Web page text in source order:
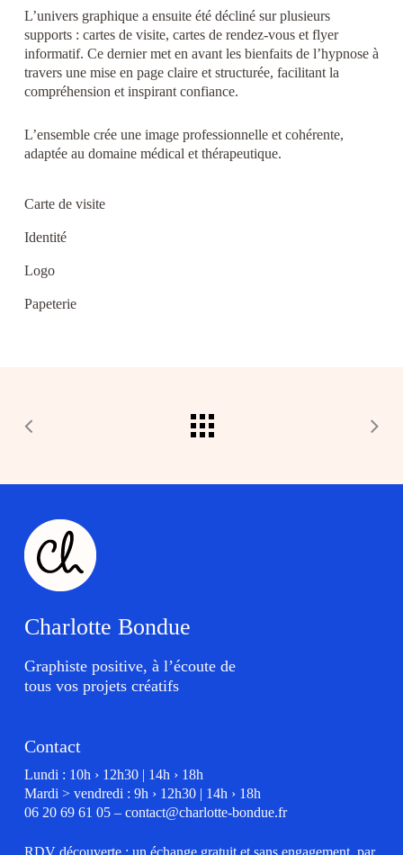
L’univers graphique a ensuite été décliné sur plusieurs
supports : cartes de visite, cartes de rendez-vous et flyer
informatif. Ce dernier met en avant les bienfaits de l’hypnose à
travers une mise en page claire et structurée, facilitant la
compréhension et inspirant confiance.
L’ensemble crée une image professionnelle et cohérente,
adaptée au domaine médical et thérapeutique.
Carte de visite
Identité
Logo
Papeterie
Charlotte Bondue
Graphiste positive, à l’écoute de
tous vos projets créatifs
Contact
Lundi : 10h › 12h30 | 14h › 18h
Mardi > vendredi : 9h › 12h30 | 14h › 18h
06 20 69 61 05– contact@charlotte-bondue.fr